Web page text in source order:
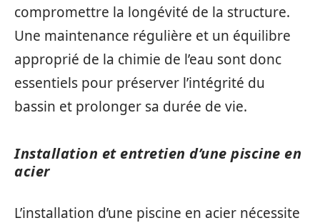
compromettre la longévité de la structure.
Une maintenance régulière et un équilibre
approprié de la chimie de l’eau sont donc
essentiels pour préserver l’intégrité du
bassin et prolonger sa durée de vie.
Installation et entretien d’une piscine en
acier
L’installation d’une piscine en acier nécessite